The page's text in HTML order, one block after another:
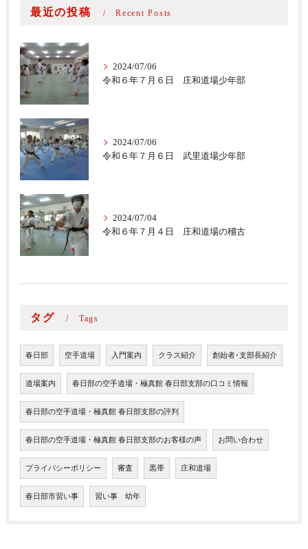
最近の投稿 Recent Posts
2024/07/06
令和６年７月６日 庄和道場少年部
2024/07/06
令和６年７月６日 武里道場少年部
2024/07/04
令和６年７月４日 庄和道場の稽古
タグ Tags
春日部 空手道場 入門案内 クラス紹介 創始者･支部長紹介
道場案内 春日部の空手道場・極真館 春日部支部の口コミ情報
春日部の空手道場・極真館 春日部支部の評判
春日部の空手道場・極真館 春日部支部のお客様の声 お問い合わせ
プライバシーポリシー 審査 黒帯 庄和道場
春日部市習い事 習い事 幼年